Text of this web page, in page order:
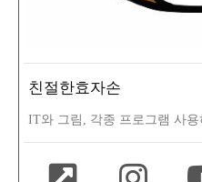
친절한효자손
IT와 그림, 각종 프로그램 사